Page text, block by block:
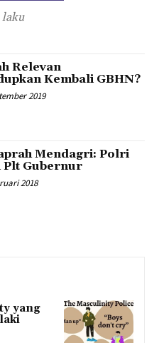
Relevan
Kembali GBHN?
2019
Mendagri: Polri
Plt Gubernur
2018
yang